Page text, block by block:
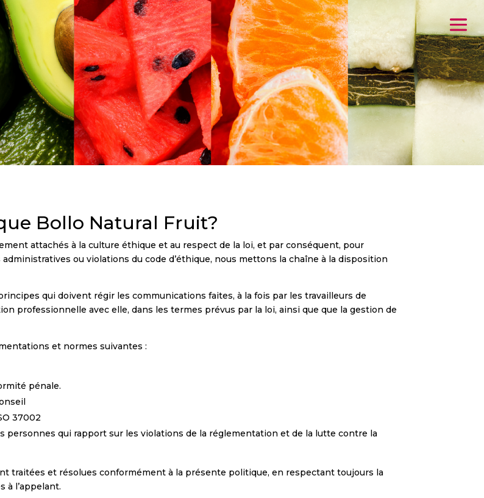
Bollo Natural Fruit?
attachés à la culture éthique et au respect de la loi, et par conséquent, pour
ou violations du code d’éthique, nous mettons la chaîne à la disposition
qui doivent régir les communications faites, à la fois par les travailleurs de
professionnelle avec elle, dans les termes prévus par la loi, ainsi que que la gestion de
et normes suivantes :
pénale.
37002
personnes qui rapport sur les violations de la réglementation et de la lutte contre la
traitées et résolues conformément à la présente politique, en respectant toujours la
à l’appelant.